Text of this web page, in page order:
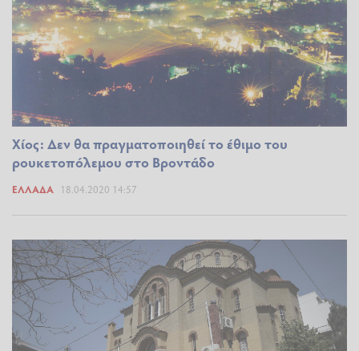
Χίος: Δεν θα πραγματοποιηθεί το έθιμο του
ρουκετοπόλεμου στο Βροντάδο
ΕΛΛΆΔΑ 18.04.2020 14:57